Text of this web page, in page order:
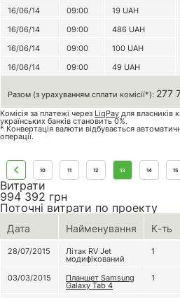
16/06/14
09:00 19 UAH
16/06/14
09:00 486 UAH
16/06/14
09:00 100 UAH
16/06/14
09:00 49 UAH
Разом (з урахуванням сплати комісії*): 277
Комісія за платежі через LiqPay для власників
українських банків становить 0%.
* Конвертація валюти відбувається
операції.
10 11 12 13 14 15
Витрати
994 392 грн
Поточні витрати по проекту
Дата Найменування К-ть
28/07/2015 Літак RV Jet
модифікований
1
03/03/2015
Планшет Samsung
Galaxy Tab 4
1